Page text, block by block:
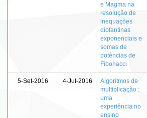
e Magma na
resolução de
inequações
diofantinas
exponenciais e
somas de
potências de
Fibonacci
5-Set-2016 4-Jul-2016
Algoritmos de
multiplicação :
uma
experiência no
ensino